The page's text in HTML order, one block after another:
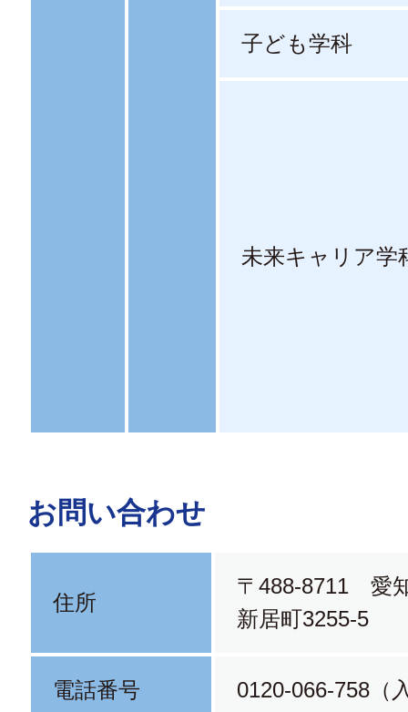
子ども学科
未来キャリア学
お問い合わせ
住所
〒488-8711 愛
新居町3255-5
電話番号 0120-066-758（